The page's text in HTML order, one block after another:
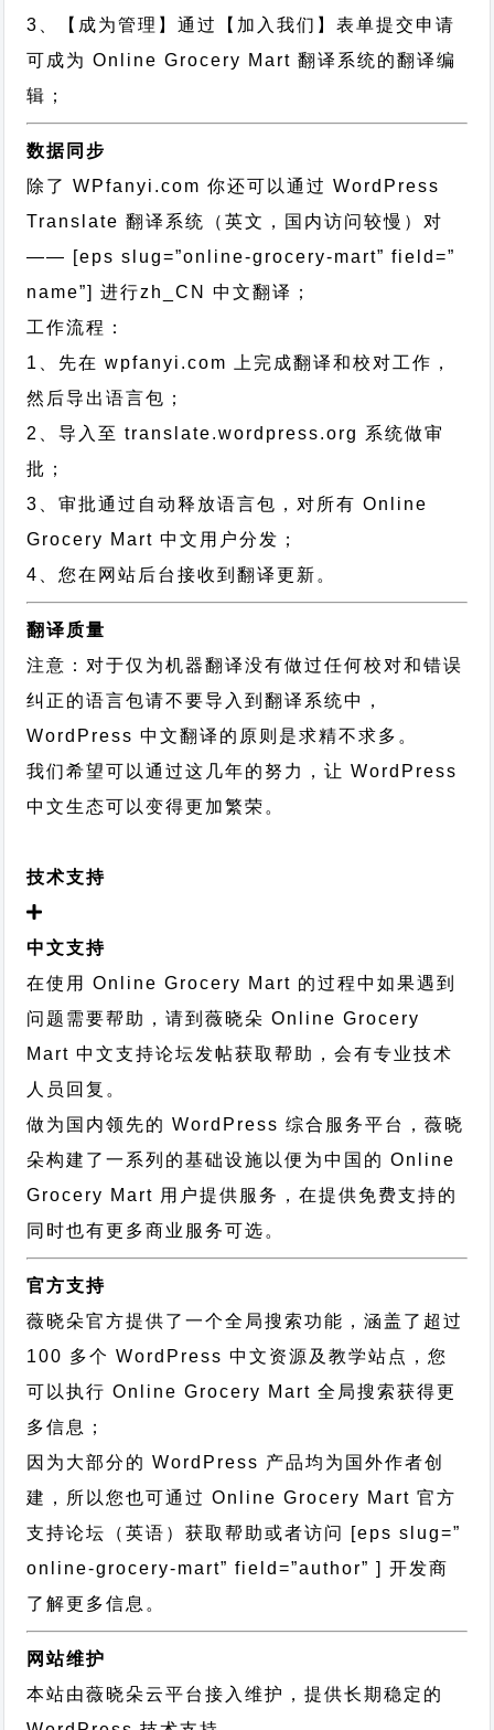
3、【成为管理】通过【加入我们】表单提交申请
可成为 Online Grocery Mart 翻译系统的翻译编
辑；
数据同步
除了 WPfanyi.com 你还可以通过WordPress
Translate 翻译系统（英文，国内访问较慢）对
—— [eps slug=”online-grocery-mart” field=”
name”]进行zh_CN
中文翻译；
工作流程：
1、先在 wpfanyi.com 上完成翻译和校对工作，
然后导出语言包；
2、导入至 translate.wordpress.org 系统做审
批；
3、审批通过自动释放语言包，对所有 Online
Grocery Mart 中文用户分发；
4、您在网站后台接收到翻译更新。
翻译质量
注意：对于仅为机器翻译没有做过任何校对和错误
纠正的语言包请不要导入到翻译系统中，
WordPress 中文翻译的原则 是求精不求多。
我们希望可以通过这几年的努力，让 WordPress
中文生态可以变得更加繁荣。
技术支持
中文支持
在使用 Online Grocery Mart 的过程中如果遇到
问题需要帮助，请到薇晓朵 Online Grocery
Mart 中文支持论坛发帖获取帮助，会有专业技术
人员回复。
做为国内领先的 WordPress 综合服务平台，薇晓
朵构建了一系列的基础设施以便为中国的 Online
Grocery Mart 用户提供服务，在提供免费支持的
同时也有更多商业服务可选。
官方支持
薇晓朵官方提供了一个全局搜索功能，涵盖了超过
100 多个 WordPress 中文资源及教学站点，您
可以执行 Online Grocery Mart 全局搜索获得更
多信息；
因为大部分的 WordPress 产品均为国外作者创
建，所以您也可通过Online Grocery Mart 官方
支持论坛
（英语）获取帮助或者访问 [eps slug=”
online-grocery-mart” field=”author” ] 开发商
了解更多信息。
网站维护
本站由薇晓朵云平台接入维护，提供长期稳定的